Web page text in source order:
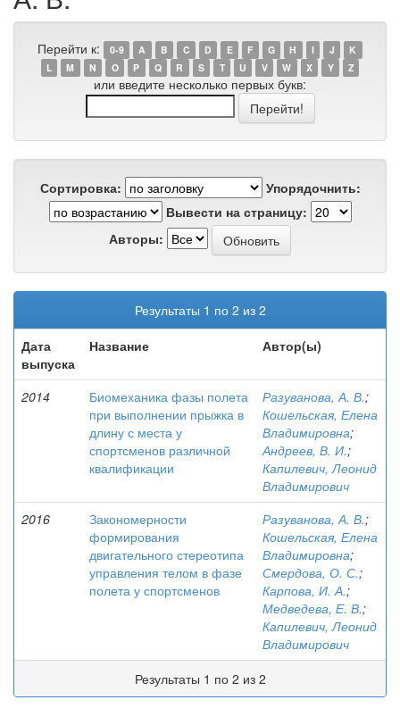
Перейти к: 0-9 A B C D E F G H I J
K
L
M N O P Q R S T U V W X Y Z
или введите несколько первых букв:
Сортировка:
Упорядочнить:
Вывести на страницу:
Авторы:
Результаты 1 по 2 из 2
Дата
выпуска
Название Автор(ы)
2014
Биомеханика фазы полета
при выполнении прыжка в
длину с места у
спортсменов различной
квалификации
Разуванова, А. В.;
Кошельская, Елена
Владимировна;
Андреев, В. И.;
Капилевич, Леонид
Владимирович
2016
Закономерности
формирования
двигательного стереотипа
управления телом в фазе
полета у спортсменов
Разуванова, А. В.;
Кошельская, Елена
Владимировна;
Смердова, О. С.;
Карпова, И. А.;
Медведева, Е. В.;
Капилевич, Леонид
Владимирович
Результаты 1 по 2 из 2